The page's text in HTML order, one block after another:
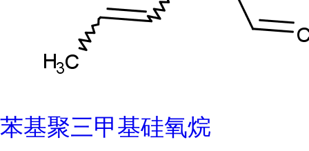
苯基聚三甲基硅氧烷